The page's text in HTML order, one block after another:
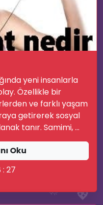
💖
yeni insanlarla
Özellikle bir
ve farklı yaşam
getirerek sosyal
tanır. Samimi, ...
Oku
27